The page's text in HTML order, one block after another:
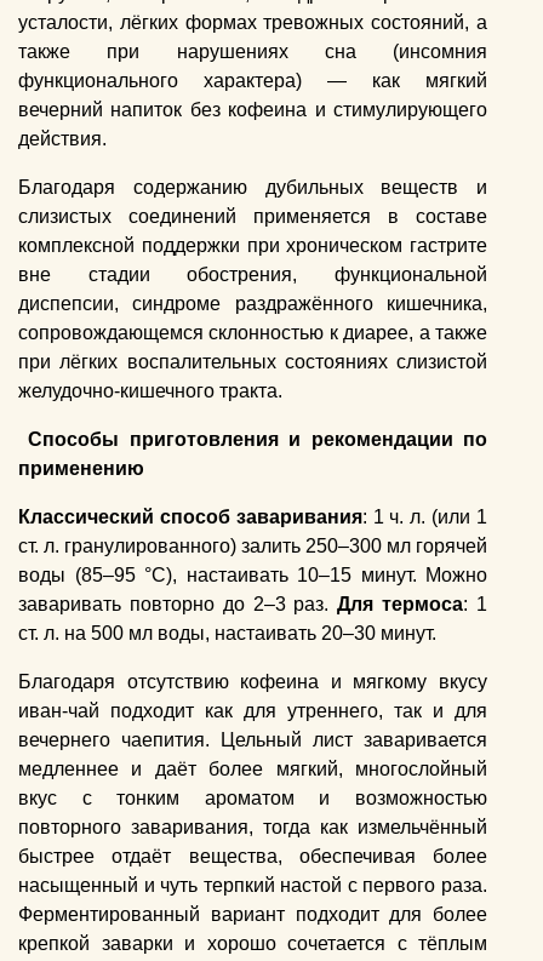
усталости, лёгких формах тревожных состояний, а
также при нарушениях сна (инсомния
функционального характера) — как мягкий
вечерний напиток без кофеина и стимулирующего
действия.
Благодаря содержанию дубильных веществ и
слизистых соединений применяется в составе
комплексной поддержки при хроническом гастрите
вне стадии обострения, функциональной
диспепсии, синдроме раздражённого кишечника,
сопровождающемся склонностью к диарее, а также
при лёгких воспалительных состояниях слизистой
желудочно-кишечного тракта.
Способы приготовления и рекомендации по
применению
Классический способ заваривания: 1 ч. л. (или 1
ст. л. гранулированного) залить 250–300 мл горячей
воды (85–95 °C), настаивать 10–15 минут. Можно
заваривать повторно до 2–3 раз.Для термоса: 1
ст. л. на 500 мл воды, настаивать 20–30 минут.
Благодаря отсутствию кофеина и мягкому вкусу
иван-чай подходит как для утреннего, так и для
вечернего чаепития. Цельный лист заваривается
медленнее и даёт более мягкий, многослойный
вкус с тонким ароматом и возможностью
повторного заваривания, тогда как измельчённый
быстрее отдаёт вещества, обеспечивая более
насыщенный и чуть терпкий настой с первого раза.
Ферментированный вариант подходит для более
крепкой заварки и хорошо сочетается с тёплым